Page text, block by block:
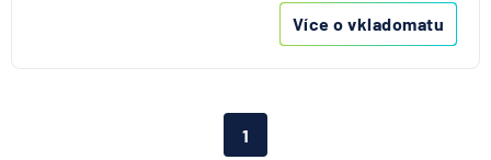
Více o vkladomatu
1